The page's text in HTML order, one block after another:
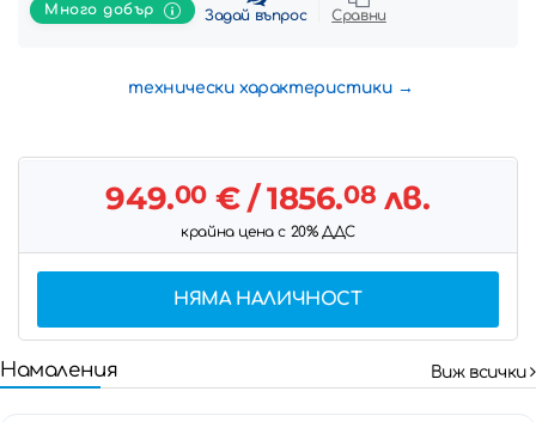
Много добър
Задай въпрос Сравни
технически характеристики
949.00€/ 1856.08 лв.
крайна цена с 20% ДДС
НЯМА НАЛИЧНОСТ
Намаления Виж всички